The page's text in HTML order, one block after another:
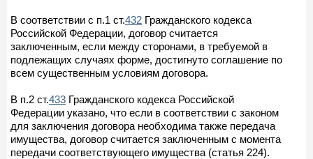
В соответствии с п.1 ст.432 Гражданского кодекса
Российской Федерации, договор считается
заключенным, если между сторонами, в требуемой в
подлежащих случаях форме, достигнуто соглашение по
всем существенным условиям договора.
В п.2 ст.433 Гражданского кодекса Российской
Федерации указано, что если в соответствии с законом
для заключения договора необходима также передача
имущества, договор считается заключенным с момента
передачи соответствующего имущества (статья 224).